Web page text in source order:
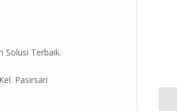
Solusi Terbaik.
Pasirsari